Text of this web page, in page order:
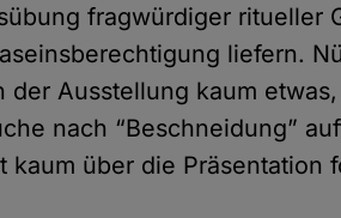
fragwürdiger ritueller
liefern.
der Ausstellung kaum
nach “Beschneidung”
über die Präsentation